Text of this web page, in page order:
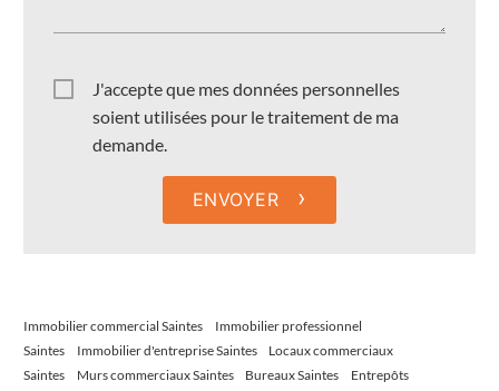
J'accepte que mes données personnelles
soient utilisées pour le traitement de ma
demande.
ENVOYER ›
Immobilier commercial Saintes
Immobilier professionnel
Saintes
Immobilier d'entreprise Saintes
Locaux commerciaux
Saintes
Murs commerciaux Saintes Bureaux Saintes
Entrepôts